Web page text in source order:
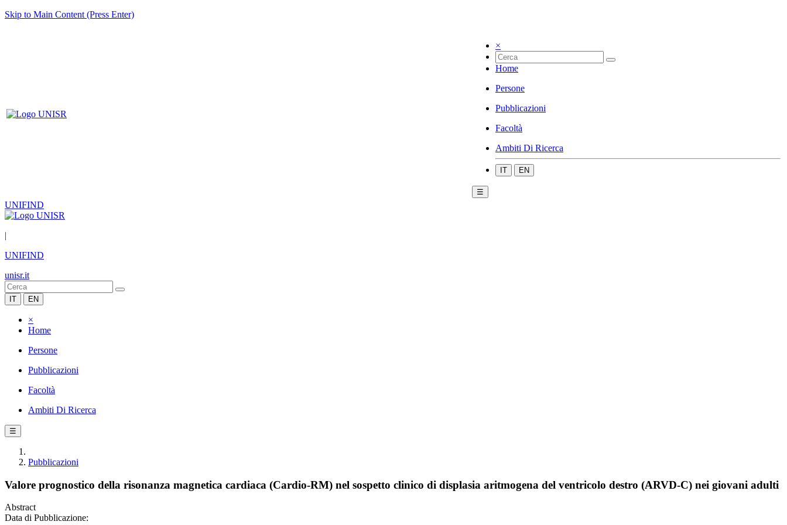
Skip to Main Content (Press Enter)
×
Home
Persone
Pubblicazioni
Facoltà
Ambiti Di Ricerca
IT EN
☰
UNIFIND
|
UNIFIND
unisr.it
IT EN
×
Home
Persone
Pubblicazioni
Facoltà
Ambiti Di Ricerca
☰
Pubblicazioni
Valore prognostico della risonanza magnetica cardiaca (Cardio-RM) nel sospetto clinico di displasia aritmogena del ventricolo destro (ARVD-C) nei giovani adulti
Abstract
Data di Pubblicazione: